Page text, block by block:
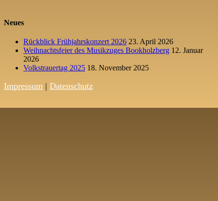
Neues
Rückblick Frühjahrskonzert 2026 23. April 2026
Weihnachtsfeier des Musikzuges Bookholzberg 12. Januar
2026
Volkstrauertag 2025 18. November 2025
Impressum | Datenschutz